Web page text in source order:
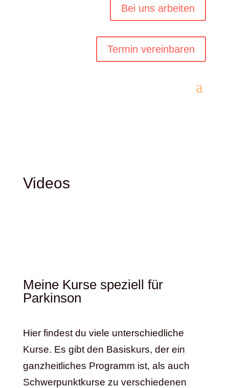
Bei uns arbeiten
Termin vereinbaren
Videos
Meine Kurse speziell für
Parkinson
Hier findest du viele unterschiedliche
Kurse. Es gibt den Basiskurs, der ein
ganzheitliches Programm ist, als auch
Schwerpunktkurse zu verschiedenen